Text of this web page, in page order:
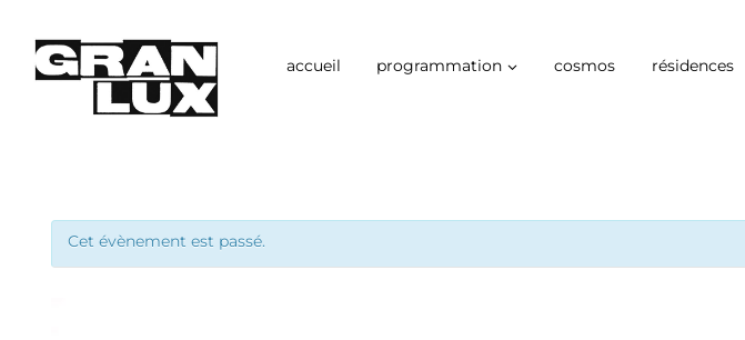
contenu
accueil programmation cosmos résidences
Cet évènement est passé.